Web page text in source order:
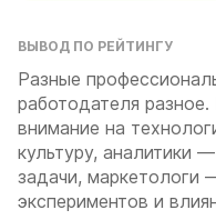
ВЫВОД ПО РЕЙТИНГУ
Разные
работодателя
внимание на
культуру, аналитики
задачи,
экспериментов и